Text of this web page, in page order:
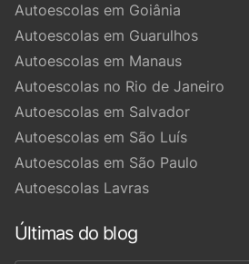
Autoescolas em Goiânia
Autoescolas em Guarulhos
Autoescolas em Manaus
Autoescolas no Rio de Janeiro
Autoescolas em Salvador
Autoescolas em São Luís
Autoescolas em São Paulo
Autoescolas Lavras
Últimas do blog